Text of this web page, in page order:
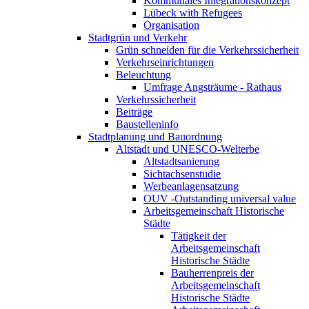
Lübeck with Refugees
Organisation
Stadtgrün und Verkehr
Grün schneiden für die Verkehrssicherheit
Verkehrseinrichtungen
Beleuchtung
Umfrage Angsträume - Rathaus
Verkehrssicherheit
Beiträge
Baustelleninfo
Stadtplanung und Bauordnung
Altstadt und UNESCO-Welterbe
Altstadtsanierung
Sichtachsenstudie
Werbeanlagensatzung
OUV -Outstanding universal value
Arbeitsgemeinschaft Historische
Städte
Tätigkeit der
Arbeitsgemeinschaft
Historische Städte
Bauherrenpreis der
Arbeitsgemeinschaft
Historische Städte